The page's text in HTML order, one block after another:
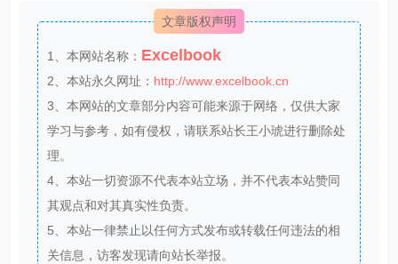
文章版权声明
1、本网站名称： Excelbook
2、本站永久网址： http://www.excelbook.cn
3、本网站的文章部分内容可能来源于网络，仅供大家
学习与参考，如有侵权，请联系站长王小琥进行删除处
理。
4、本站一切资源不代表本站立场，并不代表本站赞同
其观点和对其真实性负责。
5、本站一律禁止以任何方式发布或转载任何违法的相
关信息，访客发现请向站长举报。